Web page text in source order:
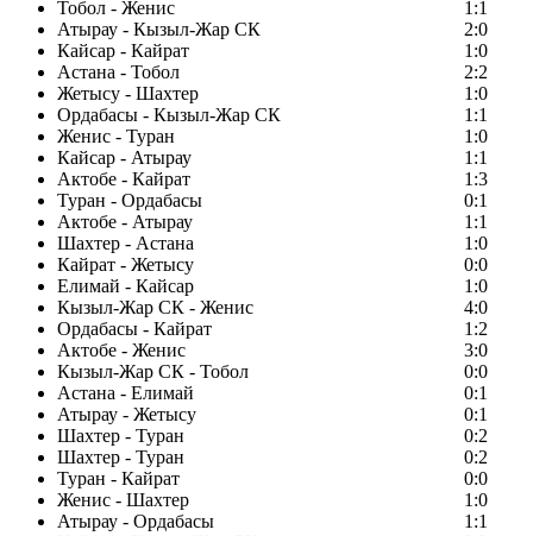
Тобол - Женис
1:1
Атырау - Кызыл-Жар СК
2:0
Кайсар - Кайрат
1:0
Астана - Тобол
2:2
Жетысу - Шахтер
1:0
Ордабасы - Кызыл-Жар СК
1:1
Женис - Туран
1:0
Кайсар - Атырау
1:1
Актобе - Кайрат
1:3
Туран - Ордабасы
0:1
Актобе - Атырау
1:1
Шахтер - Астана
1:0
Кайрат - Жетысу
0:0
Елимай - Кайсар
1:0
Кызыл-Жар СК - Женис
4:0
Ордабасы - Кайрат
1:2
Актобе - Женис
3:0
Кызыл-Жар СК - Тобол
0:0
Астана - Елимай
0:1
Атырау - Жетысу
0:1
Шахтер - Туран
0:2
Шахтер - Туран
0:2
Туран - Кайрат
0:0
Женис - Шахтер
1:0
Атырау - Ордабасы
1:1